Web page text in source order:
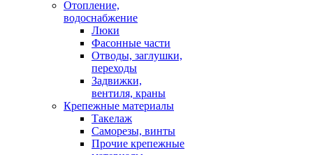
Отопление,
водоснабжение
Люки
Фасонные части
Отводы, заглушки,
переходы
Задвижки,
вентиля, краны
Крепежные материалы
Такелаж
Саморезы, винты
Прочие крепежные